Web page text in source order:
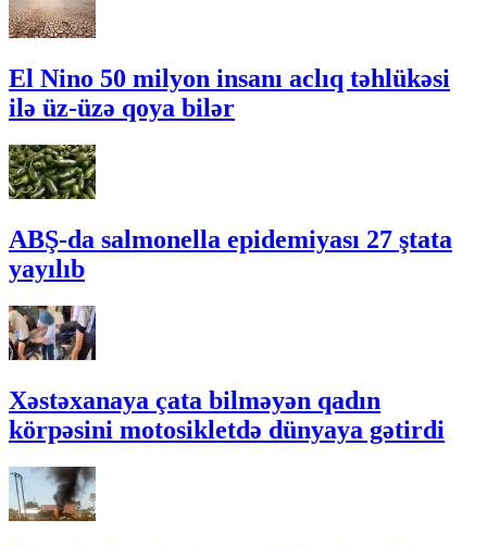
El Nino 50 milyon insanı aclıq təhlükəsi
ilə üz-üzə qoya bilər
ABŞ-da salmonella epidemiyası 27 ştata
yayılıb
Xəstəxanaya çata bilməyən qadın
körpəsini motosikletdə dünyaya gətirdi